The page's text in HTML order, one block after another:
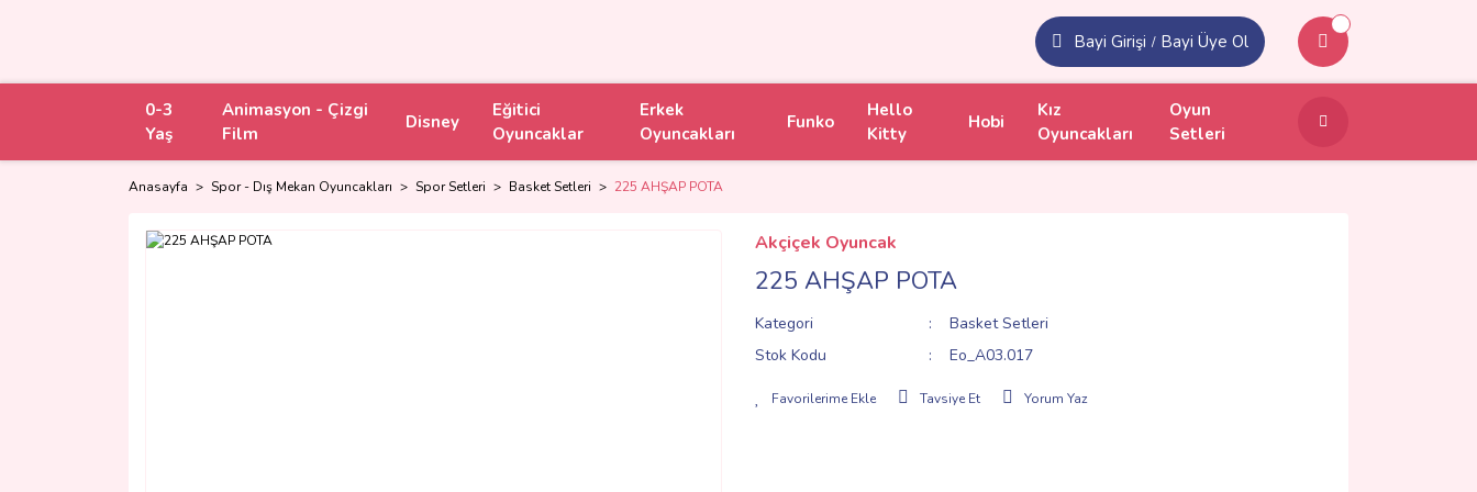
Bayi Girişi / Bayi Üye Ol
0-3
Yaş
Animasyon - Çizgi
Film
Disney
Eğitici
Oyuncaklar
Erkek
Oyuncakları
Funko
Hello
Kitty
Hobi
Kız
Oyuncakları
Oyun
Setleri
Anasayfa Spor - Dış Mekan Oyuncakları Spor Setleri Basket Setleri 225 AHŞAP POTA
Akçiçek Oyuncak
225 AHŞAP POTA
Kategori
Basket Setleri
Stok Kodu
Eo_A03.017
Tavsiye Et Yorum Yaz